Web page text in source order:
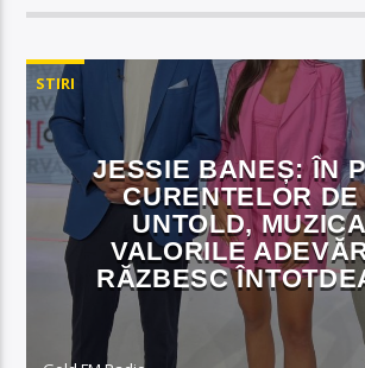
STIRI
JESSIE BANEȘ: ÎN
CURENTELOR
UNTOLD,
VALORILE
RĂZBESC